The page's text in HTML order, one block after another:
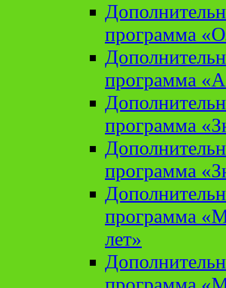
программа
программа
программа
программа
программа
лет»